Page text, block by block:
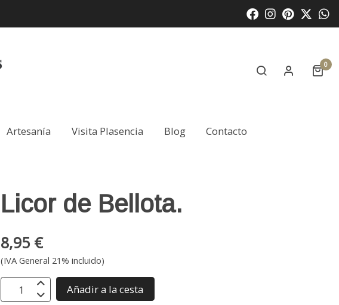
0
Artesanía Visita Plasencia Blog
Contacto
Licor de Bellota.
8,95 €
(IVA General 21% incluido)
Añadir a la cesta